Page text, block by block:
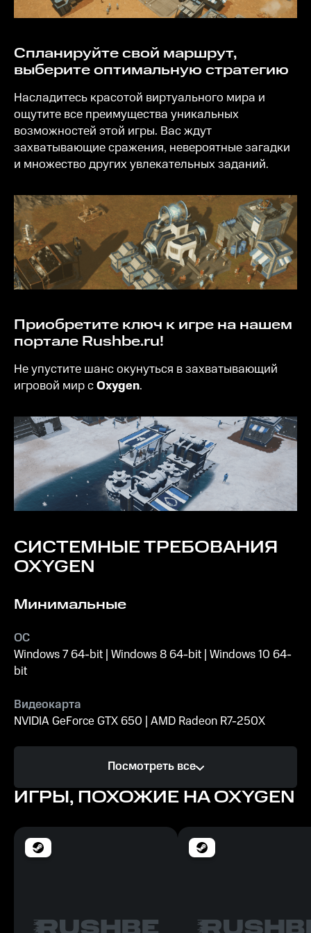
Спланируйте свой маршрут,
выберите оптимальную стратегию
Насладитесь красотой виртуального мира и
ощутите все преимущества уникальных
возможностей этой игры. Вас ждут
захватывающие сражения, невероятные загадки
и множество других увлекательных заданий.
Приобретите ключ к игре на нашем
портале Rushbe.ru!
Не упустите шанс окунуться в захватывающий
игровой мир сOxygen.
СИСТЕМНЫЕ ТРЕБОВАНИЯ
OXYGEN
Минимальные
ОС
Windows 7 64-bit | Windows 8 64-bit | Windows 10 64-
bit
Видеокарта
NVIDIA GeForce GTX 650 | AMD Radeon R7-250X
Intel Core i3-6100T | AMD FX-6100
Память
Место на диске
Посмотреть все
ИГРЫ, ПОХОЖИЕ НА OXYGEN